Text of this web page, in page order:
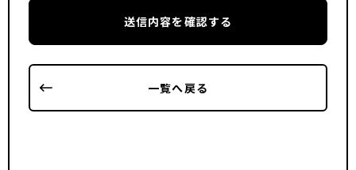
送信内容を確認する
一覧へ戻る